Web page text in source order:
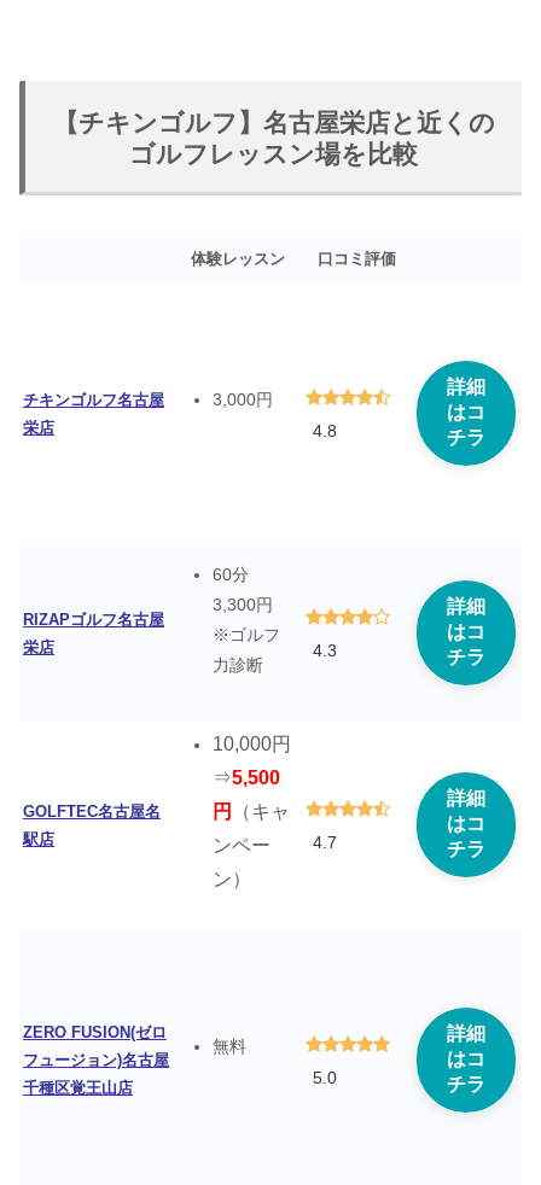
【チキンゴルフ】名古屋栄店と近くの
ゴルフレッスン場を比較
体験レッスン 口コミ評価
チキンゴルフ名古屋
栄店
3,000円
4.8
詳細
はコ
チラ
RIZAPゴルフ名古屋
栄店
60分
3,300円
※ゴルフ
力診断
4.3
詳細
はコ
チラ
GOLFTEC名古屋名
駅店
10,000円
⇒5,500
円
（キャ
ンペー
ン）
4.7
詳細
はコ
チラ
ZERO FUSION(ゼロ
フュージョン)名古屋
千種区覚王山店
無料
5.0
詳細
はコ
チラ